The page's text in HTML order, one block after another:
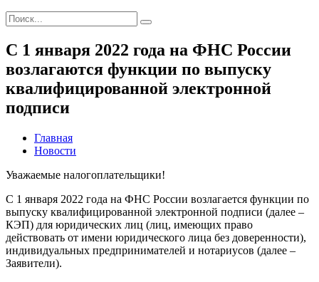
C 1 января 2022 года на ФНС России
возлагаются функции по выпуску
квалифицированной электронной
подписи
Главная
Новости
Уважаемые налогоплательщики!
С 1 января 2022 года на ФНС России возлагается функции по
выпуску квалифицированной электронной подписи (далее –
КЭП) для юридических лиц (лиц, имеющих право
действовать от имени юридического лица без доверенности),
индивидуальных предпринимателей и нотариусов (далее –
Заявители).